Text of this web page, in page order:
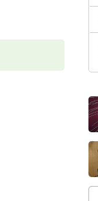
関
連
サ
イ
ト